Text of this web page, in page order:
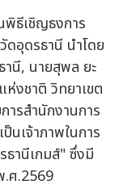
พิธีเชิญธงการ
ดอุดรธานี นำโดย
านี, นายสุพล ยะ
ห่งชาติ วิทยาเขต
ารสำนักงานการ
นเจ้าภาพในการ
านีเกมส์" ซึ่งมี
.ศ.2569